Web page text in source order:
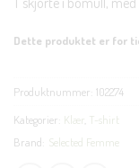
Dette produktet er for
Produktnummer: 102274
Kategorier: Klær T-shirt
Brand: Selected Femme